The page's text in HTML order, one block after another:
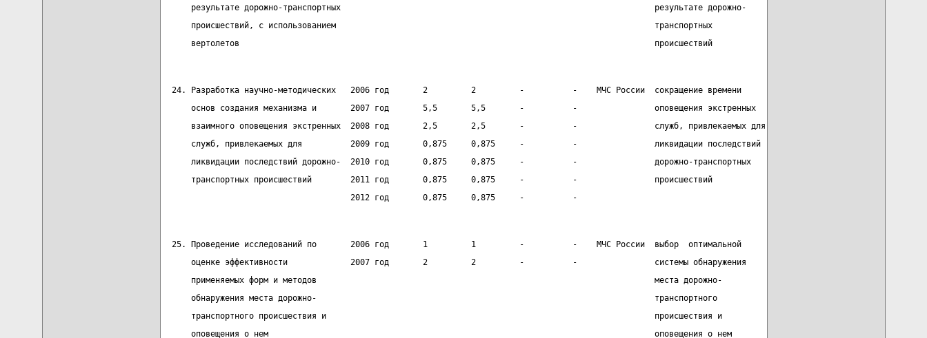
      результате дорожно-транспортных                                                                 результате дорожно-
      происшествий, с использованием                                                                  транспортных
      вертолетов                                                                                      происшествий
  24. Разработка научно-методических   2006 год       2         2         -          -    МЧС России  сокращение времени
      основ создания механизма и       2007 год       5,5       5,5       -          -                оповещения экстренных
      взаимного оповещения экстренных  2008 год       2,5       2,5       -          -                служб, привлекаемых для
      служб, привлекаемых для          2009 год       0,875     0,875     -          -                ликвидации последствий
      ликвидации последствий дорожно-  2010 год       0,875     0,875     -          -                дорожно-транспортных
      транспортных происшествий        2011 год       0,875     0,875     -          -                происшествий
                                       2012 год       0,875     0,875     -          -
  25. Проведение исследований по       2006 год       1         1         -          -    МЧС России  выбор  оптимальной
      оценке эффективности             2007 год       2         2         -          -                системы обнаружения
      применяемых форм и методов                                                                      места дорожно-
      обнаружения места дорожно-                                                                      транспортного
      транспортного происшествия и                                                                    происшествия и
      оповещения о нем                                                                                оповещения о нем